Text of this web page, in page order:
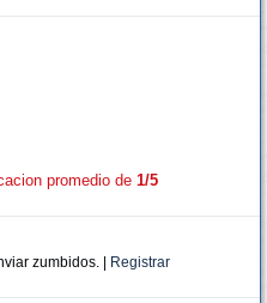
promedio de 1/5
zumbidos. | Registrar